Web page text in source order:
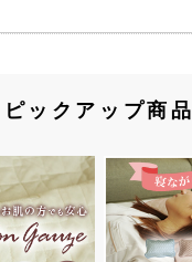
ピックアップ商品